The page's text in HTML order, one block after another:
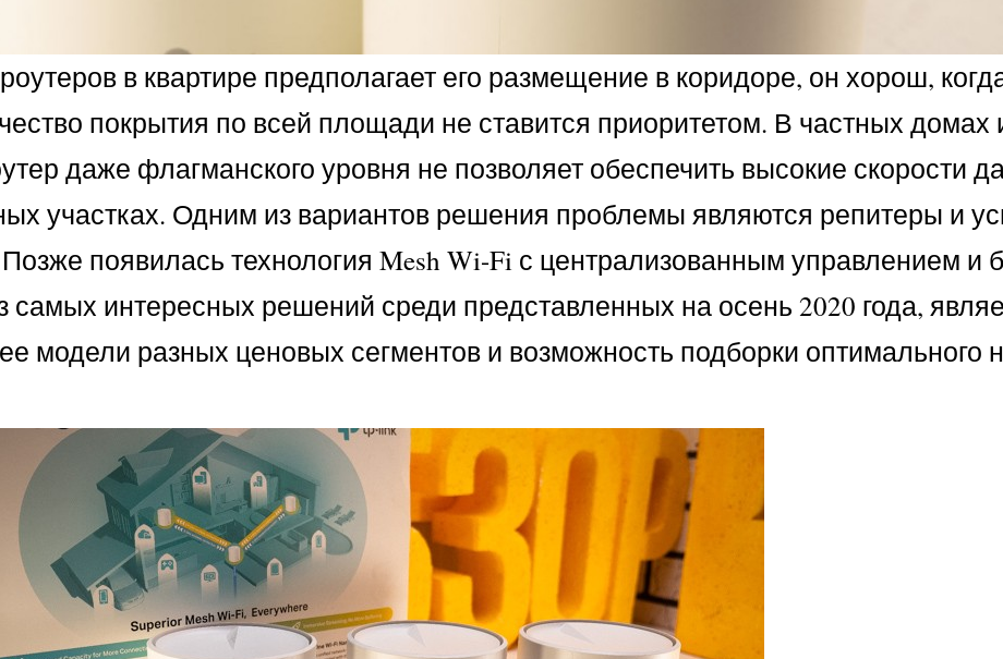
в квартире предполагает его размещение в коридоре, он хорош,
покрытия по всей площади не ставится приоритетом. В частных домах
даже флагманского уровня не позволяет обеспечить высокие скорости
участках. Одним из вариантов решения проблемы являются репитеры и
появилась технология Mesh Wi-Fi с централизованным управлением и
интересных решений среди представленных на осень 2020 года,
модели разных ценовых сегментов и возможность подборки оптимального